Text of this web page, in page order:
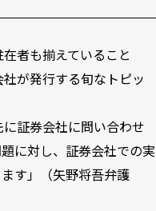
者も揃えていること
が発行する旬なトピッ
証券会社に問い合わせ
に対し、証券会社での実
す」（矢野将吾弁護